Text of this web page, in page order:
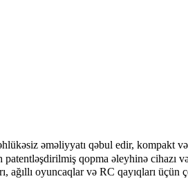
əməliyyatı qəbul edir, kompakt
patentləşdirilmiş qopma əleyhinə cihazı
ağıllı oyuncaqlar və RC qayıqları üçün